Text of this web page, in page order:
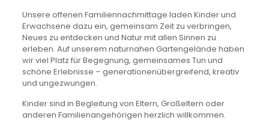
Unsere offenen Familiennachmittage laden Kinder und
Erwachsene dazu ein, gemeinsam Zeit zu verbringen,
Neues zu entdecken und Natur mit allen Sinnen zu
erleben. Auf unserem naturnahen Gartengelände haben
wir viel Platz für Begegnung, gemeinsames Tun und
schöne Erlebnisse – generationenübergreifend, kreativ
und ungezwungen.
Kinder sind in Begleitung von Eltern, Großeltern oder
anderen Familienangehörigen herzlich willkommen.